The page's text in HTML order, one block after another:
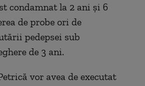
condamnat la 2 ani și 6
de probe ori de
pedepsei sub
de 3 ani.
vor avea de executat